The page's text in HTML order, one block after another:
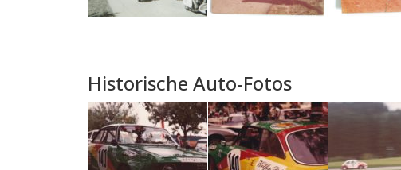
Historische Auto-Fotos